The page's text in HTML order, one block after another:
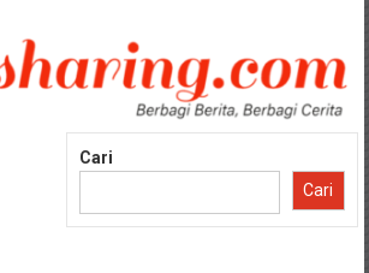
Cari
Cari